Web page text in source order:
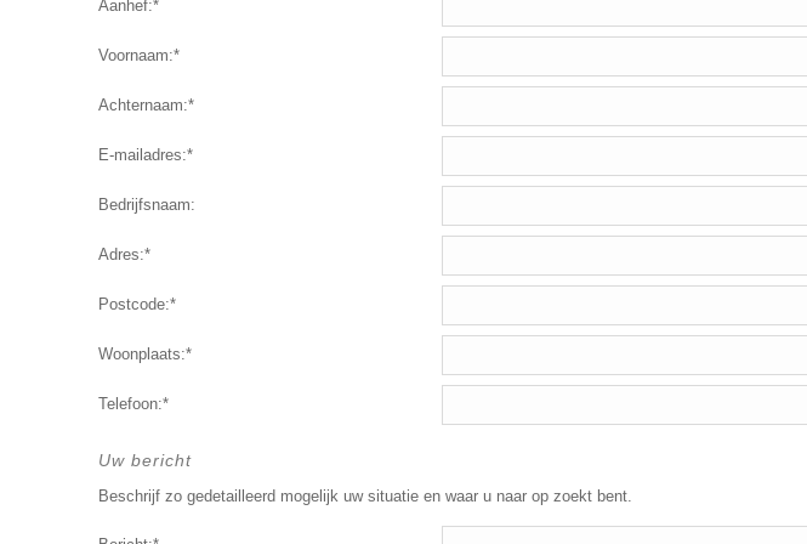
Aanhef:*
Voornaam:*
Achternaam:*
E-mailadres:*
Bedrijfsnaam:
Adres:*
Postcode:*
Woonplaats:*
Telefoon:*
Uw bericht
Beschrijf zo gedetailleerd mogelijk uw situatie en waar u naar op zoekt bent.